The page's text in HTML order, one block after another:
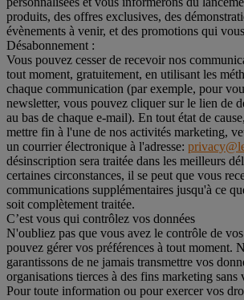
produits, des offres exclusives, des
évènements à venir, et des promotions qui
Désabonnement :
Vous pouvez cesser de recevoir nos
tout moment, gratuitement, en utilisant les
chaque communication (par exemple, pour
newsletter, vous pouvez cliquer sur le lien de
au bas de chaque e-mail). En tout état de
mettre fin à l'une de nos activités marketing,
un courrier électronique à l'adresse:
désinscription sera traitée dans les meilleurs
certaines circonstances, il se peut que vous
communications supplémentaires jusqu'à ce
soit complètement traitée.
C’est vous qui contrôlez vos données
N'oubliez pas que vous avez le contrôle de
pouvez gérer vos préférences à tout moment.
garantissons de ne jamais transmettre vos
organisations tierces à des fins marketing sans
Pour toute information ou pour exercer vos